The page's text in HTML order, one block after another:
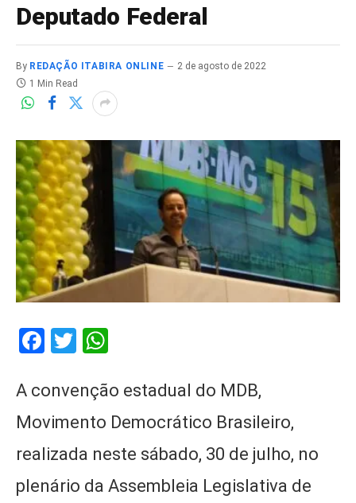
Deputado Federal
By REDAÇÃO ITABIRA ONLINE
2 de agosto de 2022
1 Min Read
Facebook
Twitter
A convenção estadual do MDB,
Movimento Democrático Brasileiro,
realizada neste sábado, 30 de julho, no
plenário da Assembleia Legislativa de